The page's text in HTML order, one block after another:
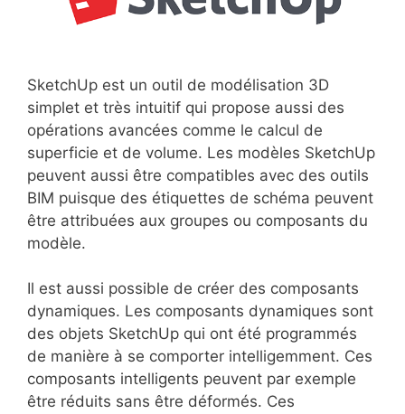
SketchUp est un outil de modélisation 3D
simplet et très intuitif qui propose aussi des
opérations avancées comme le calcul de
superficie et de volume. Les modèles SketchUp
peuvent aussi être compatibles avec des outils
BIM puisque des étiquettes de schéma peuvent
être attribuées aux groupes ou composants du
modèle.
Il est aussi possible de créer des composants
dynamiques. Les composants dynamiques sont
des objets SketchUp qui ont été programmés
de manière à se comporter intelligemment. Ces
composants intelligents peuvent par exemple
être réduits sans être déformés. Ces